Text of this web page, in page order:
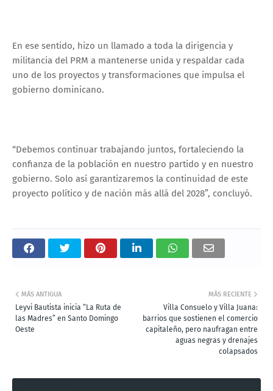
En ese sentido, hizo un llamado a toda la dirigencia y
militancia del PRM a mantenerse unida y respaldar cada
uno de los proyectos y transformaciones que impulsa el
gobierno dominicano.
“Debemos continuar trabajando juntos, fortaleciendo la
confianza de la población en nuestro partido y en nuestro
gobierno. Solo así garantizaremos la continuidad de este
proyecto político y de nación más allá del 2028”, concluyó.
MÁS RECIENTE
Villa Consuelo y Villa Juana:
barrios que sostienen el comercio
capitaleño, pero naufragan entre
aguas negras y drenajes
colapsados
MÁS ANTIGUA
Leyvi Bautista inicia “La Ruta de
las Madres” en Santo Domingo
Oeste